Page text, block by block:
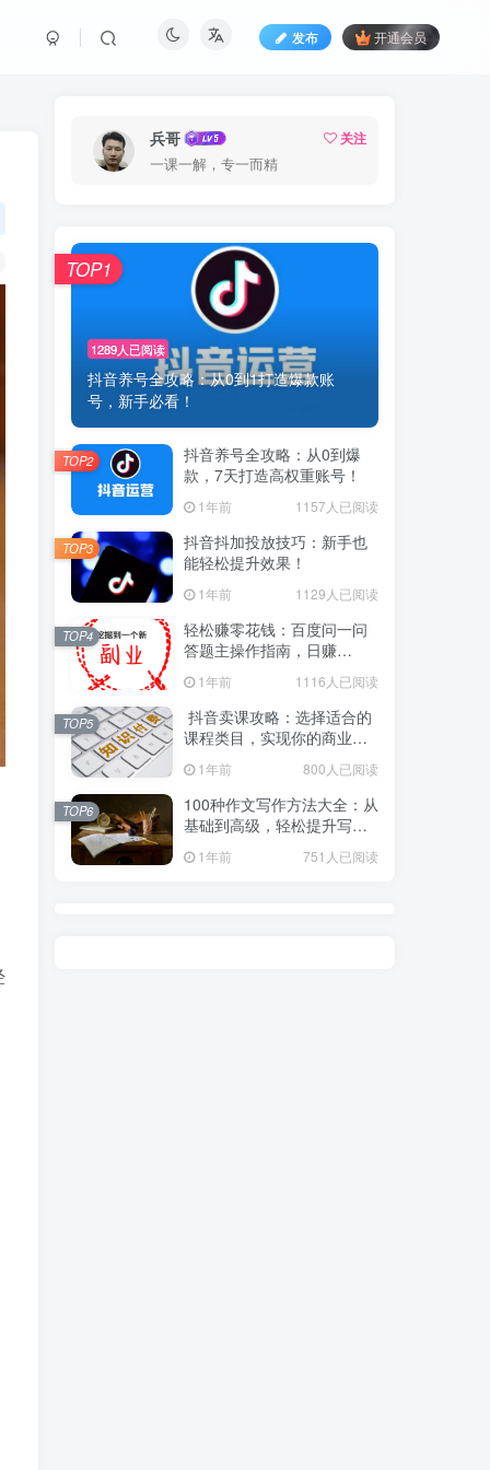
发布 开通会员
兵哥
关注
一课一解，专一而精
1289人已阅读
抖音养号全攻略：从0到1打造爆款账
号，新手必看！
TOP1
抖音养号全攻略：从0到爆
款，7天打造高权重账号！
1年前 1157人已阅读
TOP2
抖音抖加投放技巧：新手也
能轻松提升效果！
1年前 1129人已阅读
TOP3
轻松赚零花钱：百度问一问
答题主操作指南，日赚
1年前 1116人已阅读
TOP4
抖音卖课攻略：选择适合的
课程类目，实现你的商业价
1年前 800人已阅读
TOP5
100种作文写作方法大全：从
基础到高级，轻松提升写作
1年前 751人已阅读
TOP6